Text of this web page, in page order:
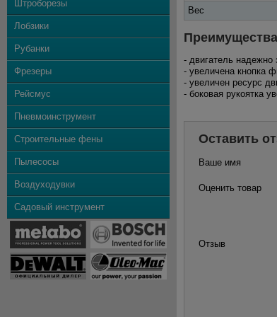
Штроборезы
Лобзики
Рубанки
Фрезеры
Рейсмус
Пневмоинструмент
Строительные фены
Пылесосы
Воздуходувки
Садовый инструмент
Вес
- двигатель
- увеличена кнопка
- увеличен ресурс
- боковая рукоятка
Оставить
Ваше имя
Оценить товар
Отзыв